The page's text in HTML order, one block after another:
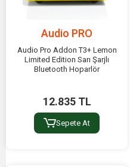
Audio PRO
Audio Pro Addon T3+ Lemon
Limited Edition Sarı Şarjlı
Bluetooth Hoparlör
12.835 TL
Sepete At